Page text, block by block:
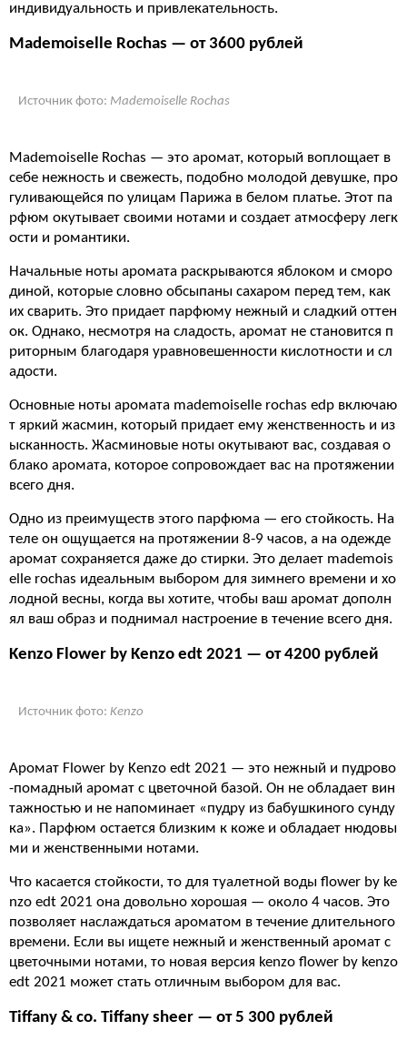
индивидуальность и привлекательность.
Mademoiselle Rochas — от 3600 рублей
Источник фото: Mademoiselle Rochas
Mademoiselle Rochas — это аромат, который воплощает в
себе нежность и свежесть, подобно молодой девушке, про
гуливающейся по улицам Парижа в белом платье. Этот па
рфюм окутывает своими нотами и создает атмосферу легк
ости и романтики.
Начальные ноты аромата раскрываются яблоком и сморо
диной, которые словно обсыпаны сахаром перед тем, как
их сварить. Это придает парфюму нежный и сладкий оттен
ок. Однако, несмотря на сладость, аромат не становится п
риторным благодаря уравновешенности кислотности и сл
адости.
Основные ноты аромата mademoiselle rochas edp включаю
т яркий жасмин, который придает ему женственность и из
ысканность. Жасминовые ноты окутывают вас, создавая о
блако аромата, которое сопровождает вас на протяжении
всего дня.
Одно из преимуществ этого парфюма — его стойкость. На
теле он ощущается на протяжении 8-9 часов, а на одежде
аромат сохраняется даже до стирки. Это делает mademois
elle rochas идеальным выбором для зимнего времени и хо
лодной весны, когда вы хотите, чтобы ваш аромат дополн
ял ваш образ и поднимал настроение в течение всего дня.
Kenzo Flower by Kenzo edt 2021 — от 4200 рублей
Источник фото: Kenzo
Аромат Flower by Kenzo edt 2021 — это нежный и пудрово
-помадный аромат с цветочной базой. Он не обладает вин
тажностью и не напоминает «пудру из бабушкиного сунду
ка». Парфюм остается близким к коже и обладает нюдовы
ми и женственными нотами.
Что касается стойкости, то для туалетной воды flower by ke
nzo edt 2021 она довольно хорошая — около 4 часов. Это
позволяет наслаждаться ароматом в течение длительного
времени. Если вы ищете нежный и женственный аромат с
цветочными нотами, то новая версия kenzo flower by kenzo
edt 2021 может стать отличным выбором для вас.
Tiffany & co. Tiffany sheer — от 5 300 рублей